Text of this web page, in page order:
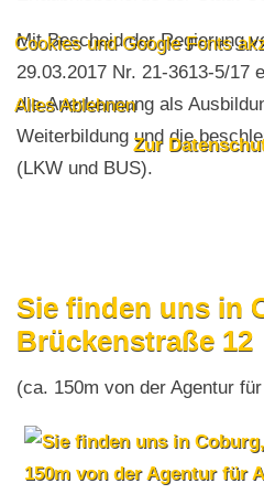
Mit Bescheid der Regierung
29.03.2017 Nr. 21-3613-5/17
die Anerkennung als
Weiterbildung und die
(LKW und BUS).
Sie finden uns in
Brückenstraße 12
(ca. 150m von der Agentur
Cookies und Google Fonts
Alles Ablehnen
Zur